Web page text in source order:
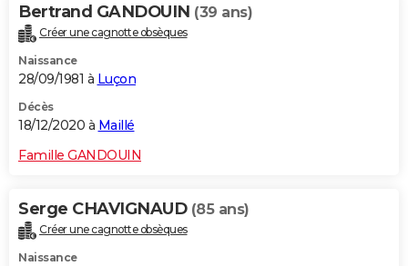
Bertrand GANDOUIN (39 ans)
Créer une cagnotte obsèques
Naissance
28/09/1981 à Luçon
Décès
18/12/2020 à Maillé
Famille GANDOUIN
Serge CHAVIGNAUD (85 ans)
Créer une cagnotte obsèques
Naissance